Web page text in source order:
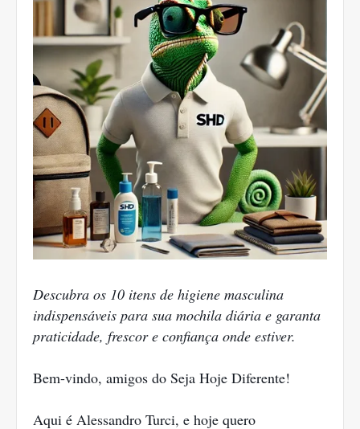
Descubra os 10 itens de higiene masculina
indispensáveis para sua mochila diária e garanta
praticidade, frescor e confiança onde estiver.
Bem-vindo, amigos do Seja Hoje Diferente!
Aqui é Alessandro Turci, e hoje quero